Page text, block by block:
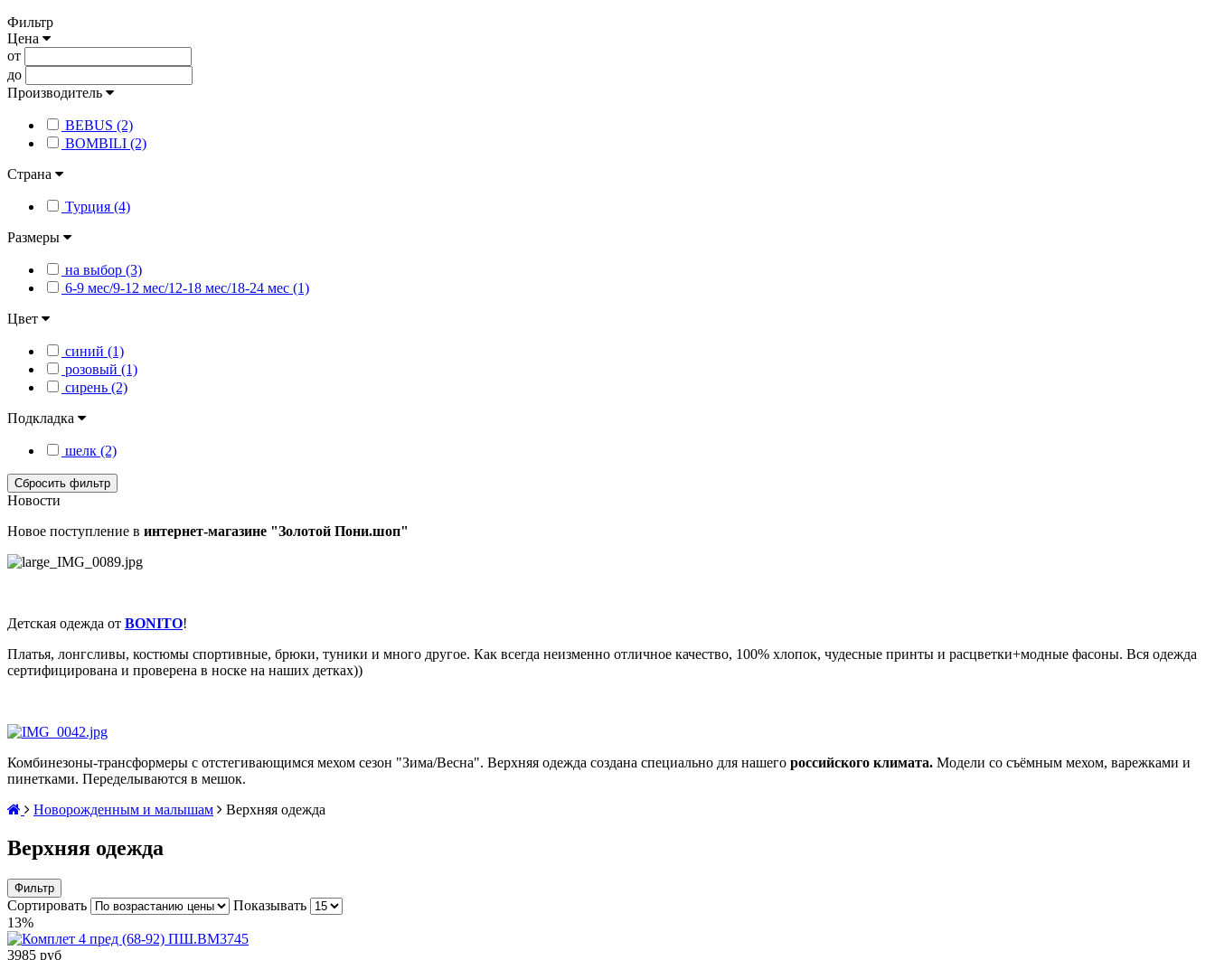
Фильтр
Цена
от
до
Производитель
BEBUS (2)
BOMBILI (2)
Страна
Турция (4)
Размеры
на выбор (3)
6-9 мес/9-12 мес/12-18 мес/18-24 мес (1)
Цвет
синий (1)
розовый (1)
сирень (2)
Подкладка
шелк (2)
Сбросить фильтр
Новости
Новое поступление в интернет-магазине "Золотой Пони.шоп"
Детская одежда от BONITO!
Платья, лонгсливы, костюмы спортивные, брюки, туники и много другое. Как всегда неизменно отличное качество, 100% хлопок, чудесные принты и расцветки+модные фасоны. Вся одежда
сертифицирована и проверена в носке на наших детках))
Комбинезоны-трансформеры с отстегивающимся мехом сезон "Зима/Весна". Верхняя одежда создана специально для нашего российского климата. Модели со съёмным мехом, варежками и
пинетками. Переделываются в мешок.
Новорожденным и малышам
Верхняя одежда
Верхняя одежда
Фильтр
Сортировать
Показывать
13%
3985 руб